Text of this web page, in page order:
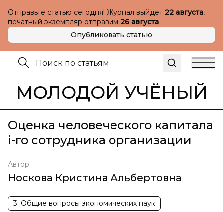
Отправьте статью сегодня! Журнал выйдет 22 августа,
печатный экземпляр отправим 26 августа
Опубликовать статью
МОЛОДОЙ УЧЁНЫЙ
Оценка человеческого капитала
i-го сотрудника организации
Автор
Носкова Кристина Альбертовна
3. Общие вопросы экономических наук